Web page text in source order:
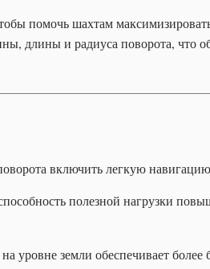
помочь шахтам
длины и радиуса поворота, что
включить легкую навигацию
полезной нагрузки
уровне земли обеспечивает более